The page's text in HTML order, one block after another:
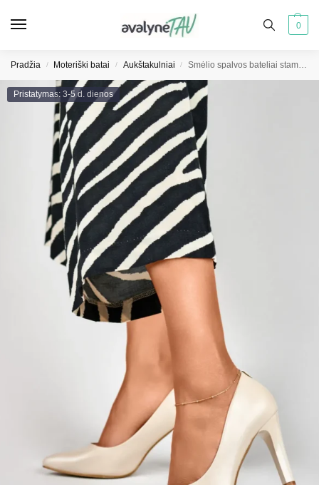
0
Pradžia / Moteriški batai / Aukštakulniai / Smėlio spalvos bateliai stambiu kulnu
Pristatymas: 3-5 d. dienos